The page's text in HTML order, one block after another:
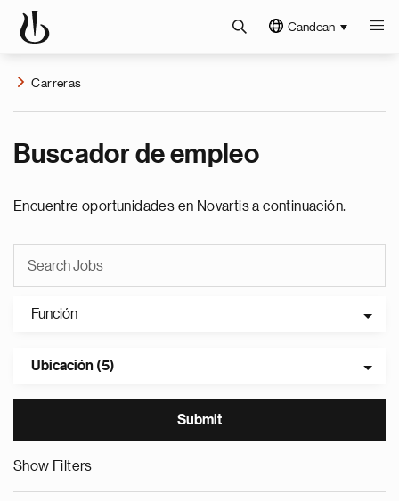
Candean
Carreras
Buscador de empleo
Encuentre oportunidades en Novartis a continuación.
Función
Ubicación (5)
Show Filters